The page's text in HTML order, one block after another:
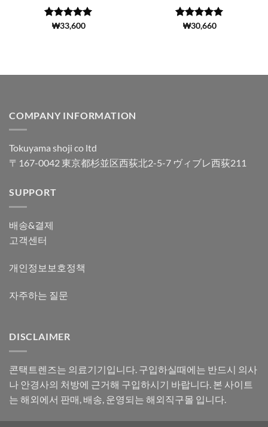
5 중에서
(970)
₩33,600
5 중에서
(1142)
₩30,660
COMPANY INFORMATION
Tokuyama shoji co ltd
〒167-0042 東京都杉並区西荻北2-5-7 ヴィブレ西荻211
SUPPORT
배송&결제
고객센터
개인정보보호정책
자주하는 질문
DISCLAIMER
콘택트렌즈는 의료기기입니다. 구입하실때에는 반드시 의사
나 안경사의 처방에 근거해 구입하시기 바랍니다. 본 사이트
는 해외에서 판매, 배송, 운영되는 해외직구몰 입니다.